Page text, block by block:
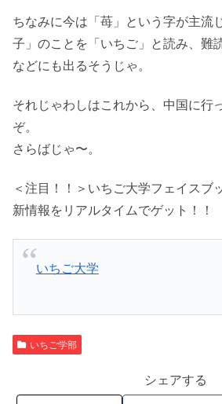
ちなみに今は「苺」という字が主流
子」のことを「いちご」と読み、難
などにも出るそうじゃ。
それじゃわしはこれから、中国に行
ぞ。
さらばじゃ〜。
＜注目！！＞いちご大学フェイスブ
新情報をリアルタイムでゲット！！
いちご大学
いちご学部
シェアする